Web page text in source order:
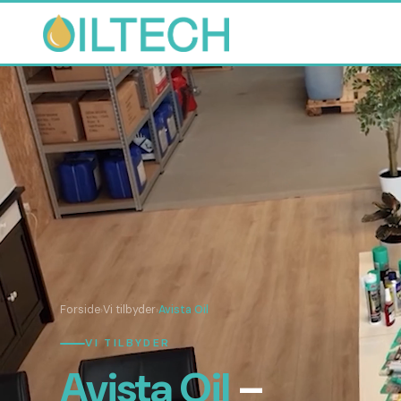
Forside›Vi tilbyder›Avista Oil
VI TILBYDER
Avista Oil–